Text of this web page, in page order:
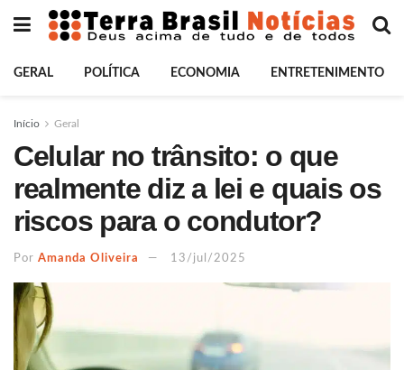
GERAL POLÍTICA ECONOMIA ENTRETENIMENTO
Início Geral
Celular no trânsito: o que
realmente diz a lei e quais os
riscos para o condutor?
Por Amanda Oliveira 13/jul/2025